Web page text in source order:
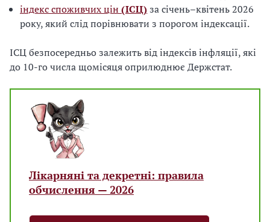
індекс споживчих цін (ІСЦ)за січень–квітень 2026
року, який слід порівнювати з порогом індексації.
ІСЦ безпосередньо залежить від індексів інфляції, які
до 10-го числа щомісяця оприлюднює Держстат.
Лікарняні та декретні: правила
обчислення — 2026